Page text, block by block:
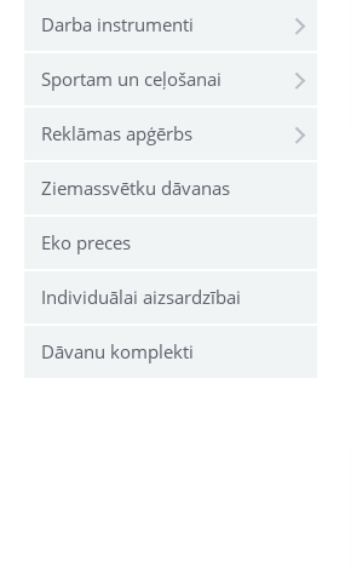
Darba instrumenti
Sportam un ceļošanai
Reklāmas apģērbs
Ziemassvētku dāvanas
Eko preces
Individuālai aizsardzībai
Dāvanu komplekti